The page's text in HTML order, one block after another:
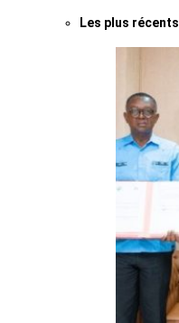
Les plus récents